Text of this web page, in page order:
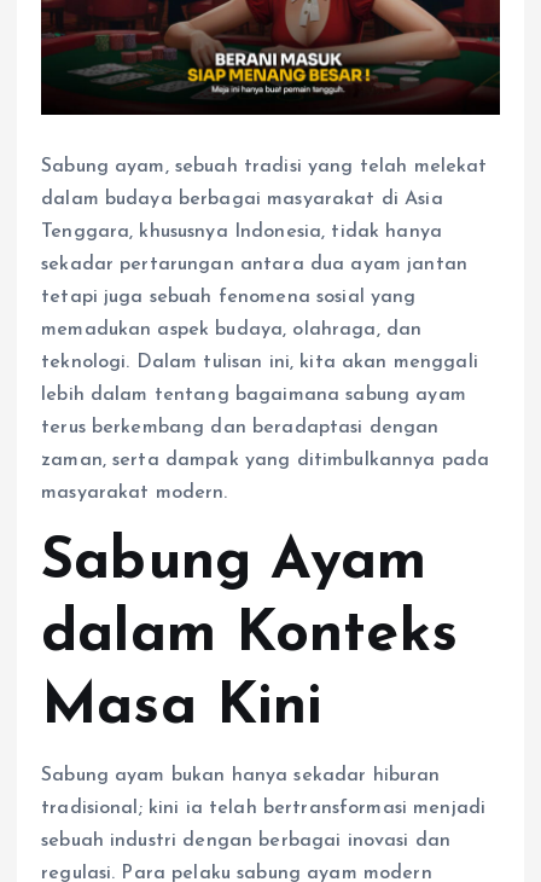
Sabung ayam, sebuah tradisi yang telah melekat
dalam budaya berbagai masyarakat di Asia
Tenggara, khususnya Indonesia, tidak hanya
sekadar pertarungan antara dua ayam jantan
tetapi juga sebuah fenomena sosial yang
memadukan aspek budaya, olahraga, dan
teknologi. Dalam tulisan ini, kita akan menggali
lebih dalam tentang bagaimana sabung ayam
terus berkembang dan beradaptasi dengan
zaman, serta dampak yang ditimbulkannya pada
masyarakat modern.
Sabung Ayam
dalam Konteks
Masa Kini
Sabung ayam bukan hanya sekadar hiburan
tradisional; kini ia telah bertransformasi menjadi
sebuah industri dengan berbagai inovasi dan
regulasi. Para pelaku sabung ayam modern